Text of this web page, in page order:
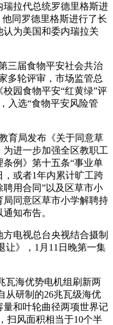
瑞拉代总统罗德里格斯进
同罗德里格斯进行了长
为美国和委内瑞拉关
届食物平安社会共治
多轮评审，市场监管总
园食物平安“红黄绿”评
入选“食物平安风险管
局发布《关于同意草
进一步加强全区教职工
例》第十五条“事业单
或者1年内累计旷工跨
用合同”以及区草市小
同意区草市小学解聘持
知布告。
电视总台央视结合摄制
让》，1月11日晚第一集
海优势电机组刷新两
从研制的26兆瓦级海优
和叶轮曲径两项世界记
扫风面积相当于10个半